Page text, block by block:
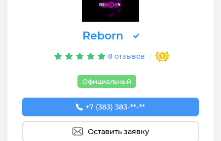
Reborn
8 отзывов
Официальный
+7 (383) 383-29-30
+7 (383) 383-**-**
Оставить заявку